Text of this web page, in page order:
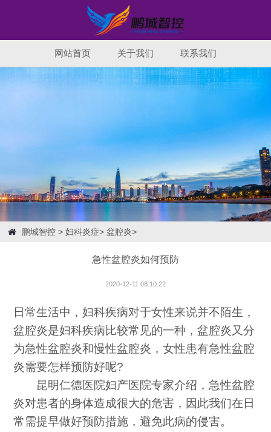
网站首页 关于我们 联系我们
鹏城智控> 妇科炎症> 盆腔炎>
急性盆腔炎如何预防
2020-12-11 08:10:22
日常生活中，妇科疾病对于女性来说并不陌生，
盆腔炎是妇科疾病比较常见的一种，盆腔炎又分
为急性盆腔炎和慢性盆腔炎，女性患有急性盆腔
炎需要怎样预防好呢?
昆明仁德医院妇产医院专家介绍，急性盆腔
炎对患者的身体造成很大的危害，因此我们在日
常需提早做好预防措施，避免此病的侵害。